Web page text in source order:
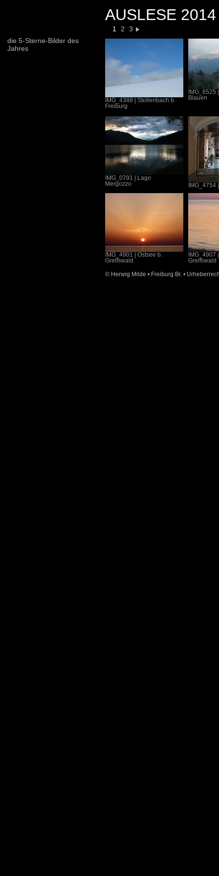
AUSLESE 2014
1 2
3
die 5-Sterne-Bilder des
Jahres
IMG_4388
Stollenbach b.
Freiburg
IMG_6525
Blauen
IMG_0791
Lago
Mergozzo
IMG_4754
IMG_4901
Ostsee b.
Greifswald
IMG_4907
Greifswald
© Herwig Milde • Freiburg Br. •